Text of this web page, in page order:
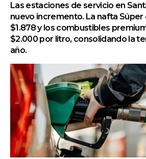
Las estaciones de servicio en
nuevo incremento. La nafta Súper
$1.878 y los combustibles
$2.000 por litro, consolidando la
año.